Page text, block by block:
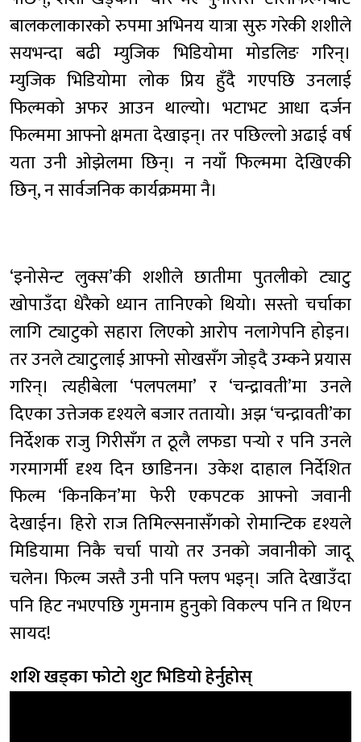
बालकलाकारको रुपमा अभिनय यात्रा सुरु गरेकी शशीले
सयभन्दा बढी म्युजिक भिडियोमा मोडलिङ गरिन्।
म्युजिक भिडियोमा लोक प्रिय हुँदै गएपछि उनलाई
फिल्मको अफर आउन थाल्यो। भटाभट आधा दर्जन
फिल्ममा आफ्नो क्षमता देखाइन्। तर पछिल्लो अढाई वर्ष
यता उनी ओझेलमा छिन्। न नयाँ फिल्ममा देखिएकी
छिन्, न सार्वजनिक कार्यक्रममा नै।
‘इनोसेन्ट लुक्स’की शशीले छातीमा पुतलीको ट्याटु
खोपाउँदा धेरैको ध्यान तानिएको थियो। सस्तो चर्चाका
लागि ट्याटुको सहारा लिएको आरोप नलागेपनि होइन।
तर उनले ट्याटुलाई आफ्नो सोखसँग जोड्दै उम्कने प्रयास
गरिन्। त्यहीबेला ‘पलपलमा’ र ‘चन्द्रावती’मा उनले
दिएका उत्तेजक दृश्यले बजार ततायो। अझ ‘चन्द्रावती’का
निर्देशक राजु गिरीसँग त ठूलै लफडा पर्‍यो र पनि उनले
गरमागर्मी दृश्य दिन छाडिनन। उकेश दाहाल निर्देशित
फिल्म ‘किनकिन’मा फेरी एकपटक आफ्नो जवानी
देखाईन। हिरो राज तिमिल्सनासँगको रोमान्टिक दृश्यले
मिडियामा निकै चर्चा पायो तर उनको जवानीको जादू
चलेन। फिल्म जस्तै उनी पनि फ्लप भइन्। जति देखाउँदा
पनि हिट नभएपछि गुमनाम हुनुको विकल्प पनि त थिएन
सायद!
शशि खड्का फोटो शुट भिडियो हेर्नुहोस्